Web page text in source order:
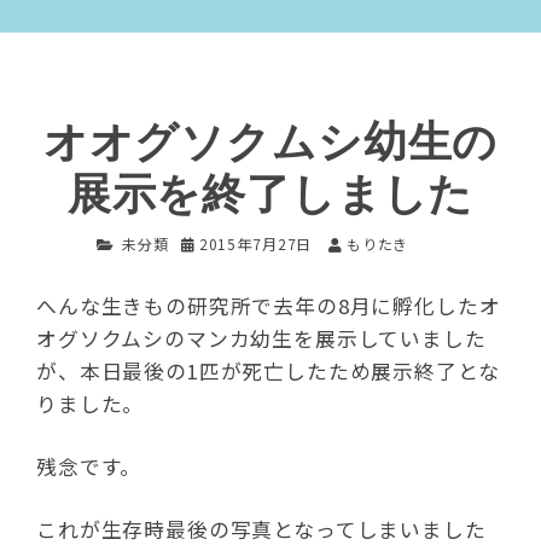
オオグソクムシ幼生の
展示を終了しました
未分類 2015年7月27日 もりたき
へんな生きもの研究所で去年の8月に孵化したオ
オグソクムシのマンカ幼生を展示していました
が、本日最後の1匹が死亡したため展示終了とな
りました。
残念です。
これが生存時最後の写真となってしまいました